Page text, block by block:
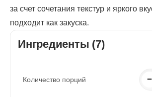
за счет сочетания текстур и яркого
подходит как закуска.
Ингредиенты (7)
Количество порций −